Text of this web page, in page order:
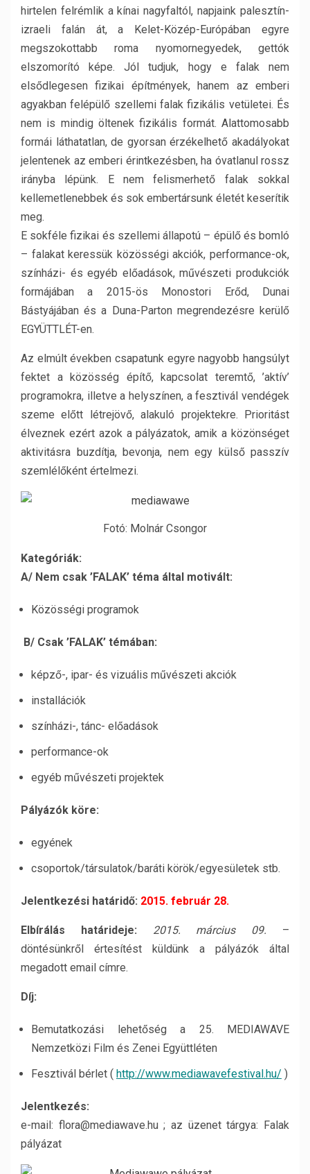
hirtelen felrémlik a kínai nagyfaltól, napjaink palesztín-
izraeli falán át, a Kelet-Közép-Európában egyre
megszokottabb roma nyomornegyedek, gettók
elszomorító képe. Jól tudjuk, hogy e falak nem
elsődlegesen fizikai építmények, hanem az emberi
agyakban felépülő szellemi falak fizikális vetületei. És
nem is mindig öltenek fizikális formát. Alattomosabb
formái láthatatlan, de gyorsan érzékelhető akadályokat
jelentenek az emberi érintkezésben, ha óvatlanul rossz
irányba lépünk. E nem felismerhető falak sokkal
kellemetlenebbek és sok embertársunk életét keserítik
meg.
E sokféle fizikai és szellemi állapotú – épülő és bomló
– falakat keressük közösségi akciók, performance-ok,
színházi- és egyéb előadások, művészeti produkciók
formájában a 2015-ös Monostori Erőd, Dunai
Bástyájában és a Duna-Parton megrendezésre kerülő
EGYÜTTLÉT-en.
Az elmúlt években csapatunk egyre nagyobb hangsúlyt
fektet a közösség építő, kapcsolat teremtő, ’aktív’
programokra, illetvea helyszínen, a fesztivál vendégek
szeme előtt létrejövő, alakuló projektekre. Prioritást
élveznek ezért azok a pályázatok, amik a közönséget
aktivitásra buzdítja, bevonja, nem egy külső passzív
szemlélőként értelmezi.
Fotó: Molnár Csongor
Kategóriák:
A/ Nem csak ’FALAK’ téma által motivált:
Közösségi programok
B/ Csak ’FALAK’ témában:
képző-, ipar- és vizuális művészeti akciók
installációk
színházi-, tánc- előadások
performance-ok
egyéb művészeti projektek
Pályázók köre:
egyének
csoportok/társulatok/baráti körök/egyesületek stb.
Jelentkezési határidő: 2015. február 28.
Elbírálás határideje: 2015. március 09. –
döntésünkről értesítést küldünk a pályázók által
megadott email címre.
Díj:
Bemutatkozási lehetőség a 25. MEDIAWAVE
Nemzetközi Film és Zenei Együttléten
Fesztivál bérlet ( http://www.mediawavefestival.hu/ )
Jelentkezés:
e-mail: flora@mediawave.hu; az üzenet tárgya: Falak
pályázat